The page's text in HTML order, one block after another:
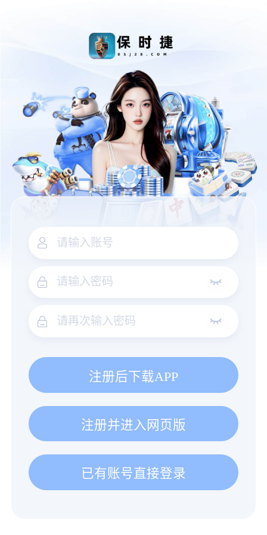
注册后下载APP
注册并进入网页版
已有账号直接登录